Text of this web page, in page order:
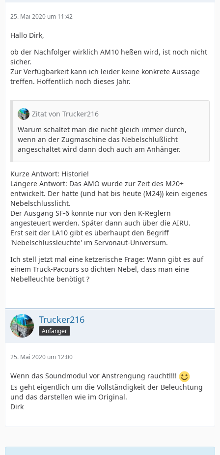
25. Mai 2020 um 11:42
Hallo Dirk,
ob der Nachfolger wirklich AM10 heßen wird, ist noch nicht
sicher.
Zur Verfügbarkeit kann ich leider keine konkrete Aussage
treffen. Hoffentlich noch dieses Jahr.
Zitat von Trucker216
Warum schaltet man die nicht gleich immer durch,
wenn an der Zugmaschine das Nebelschlußlicht
angeschaltet wird dann doch auch am Anhänger.
Kurze Antwort: Historie!
Längere Antwort: Das AMO wurde zur Zeit des M20+
entwickelt. Der hatte (und hat bis heute (M24)) kein eigenes
Nebelschlusslicht.
Der Ausgang SF-6 konnte nur von den K-Reglern
angesteuert werden. Später dann auch über die AIRU.
Erst seit der LA10 gibt es überhaupt den Begriff
'Nebelschlussleuchte' im Servonaut-Universum.
Ich stell jetzt mal eine ketzerische Frage: Wann gibt es auf
einem Truck-Pacours so dichten Nebel, dass man eine
Nebelleuchte benötigt ?
Trucker216
Anfänger
25. Mai 2020 um 12:00
Wenn das Soundmodul vor Anstrengung raucht!!!!
Es geht eigentlich um die Vollständigkeit der Beleuchtung
und das darstellen wie im Original.
Dirk